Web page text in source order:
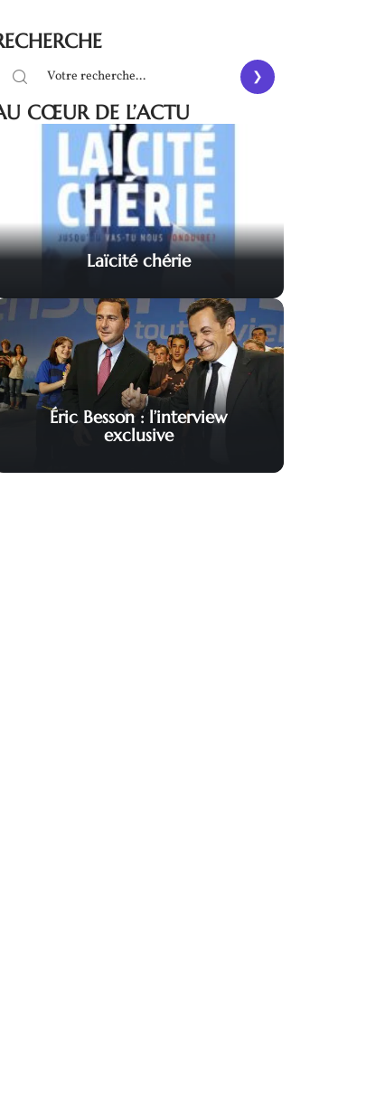
CŒUR DE L’ACTU
Laïcité chérie
Éric Besson : l’interview
exclusive